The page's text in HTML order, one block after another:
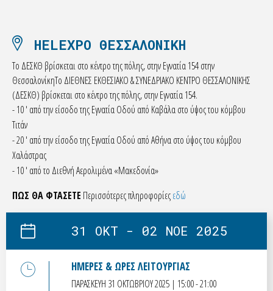
HELEXPO ΘΕΣΣΑΛΟΝΙΚΗ
Το ΔΕΣΚΘ βρίσκεται στο κέντρο της πόλης, στην Εγνατία 154 στην
ΘεσσαλονίκηΤο ΔΙΕΘΝΕΣ ΕΚΘΕΣΙΑΚΟ & ΣΥΝΕΔΡΙΑΚΟ ΚΕΝΤΡΟ ΘΕΣΣΑΛΟΝΙΚΗΣ
(ΔΕΣΚΘ) βρίσκεται στο κέντρο της πόλης, στην Εγνατία 154.
- 10 ′ από την είσοδο της Εγνατία Οδού από Καβάλα στο ύψος του κόμβου
Τιτάν
- 20 ′ από την είσοδο της Εγνατία Οδού από Αθήνα στο ύψος του κόμβου
Χαλάστρας
- 10 ′ από το Διεθνή Αερολιμένα «Μακεδονία»
ΠΩΣ ΘΑ ΦΤΑΣΕΤΕ Περισσότερες πληροφορίεςεδώ
31 OKT - 02 NOE 2025
ΗΜΕΡΕΣ & ΩΡΕΣ ΛΕΙΤΟΥΡΓΙΑΣ
ΠΑΡΑΣΚΕΥΗ 31 ΟΚΤΩΒΡΙΟΥ 2025 | 15:00 - 21:00